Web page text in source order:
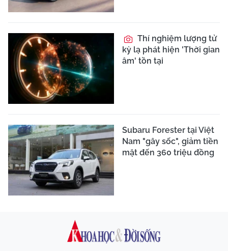
Thí nghiệm lượng tử
kỳ lạ phát hiện 'Thời gian
âm' tồn tại
Subaru Forester tại Việt
Nam "gây sốc", giảm tiền
mặt đến 360 triệu đồng